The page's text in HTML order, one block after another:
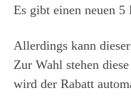
Es gibt einen neuen 5
Allerdings kann
Zur Wahl stehen diese
wird der Rabatt